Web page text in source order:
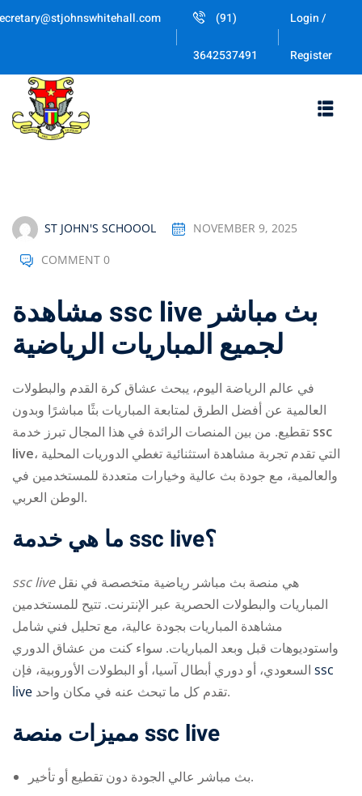
Skip
(91)
3642537491
Login /
Register
ST JOHN'S SCHOOOL NOVEMBER 9, 2025
COMMENT 0
مشاهدة ssc live بث مباشر
لجميع المباريات الرياضية
في عالم الرياضة اليوم، يبحث عشاق كرة القدم والبطولات
العالمية عن أفضل الطرق لمتابعة المباريات بثًا مباشرًا وبدون
ssc
live، التي تقدم تجربة مشاهدة استثنائية تغطي الدوريات المحلية
والعالمية، مع جودة بث عالية وخيارات متعددة للمستخدمين في
الوطن العربي.
ما هي خدمة ssc live؟
ssc liveهي منصة بث مباشر رياضية متخصصة في نقل
المباريات والبطولات الحصرية عبر الإنترنت. تتيح للمستخدمين
مشاهدة المباريات بجودة عالية، مع تحليل فني شامل
واستوديوهات قبل وبعد المباريات. سواء كنت من عشاق الدوري
ssc
live
تقدم كل ما تبحث عنه في مكان واحد.
مميزات منصة ssc live
بث مباشر عالي الجودة دون تقطيع أو تأخير.